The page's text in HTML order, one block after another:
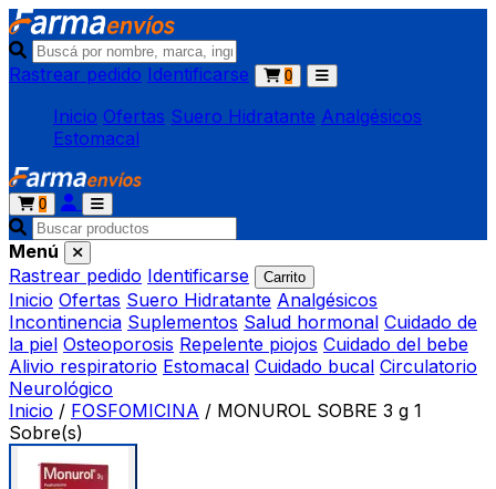
Rastrear pedido Identificarse 0
Inicio Ofertas Suero Hidratante Analgésicos
Estomacal
0
Menú
Rastrear pedido Identificarse Carrito
Inicio Ofertas Suero Hidratante Analgésicos
Incontinencia Suplementos Salud hormonal Cuidado de
la piel Osteoporosis Repelente piojos Cuidado del bebe
Alivio respiratorio Estomacal Cuidado bucal Circulatorio
Neurológico
Inicio / FOSFOMICINA / MONUROL SOBRE 3 g 1
Sobre(s)